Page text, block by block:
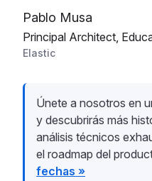
Pablo Musa
Principal Architect,
Elastic
Únete a nosotros en
y descubrirás más
análisis técnicos
el roadmap del
fechas »